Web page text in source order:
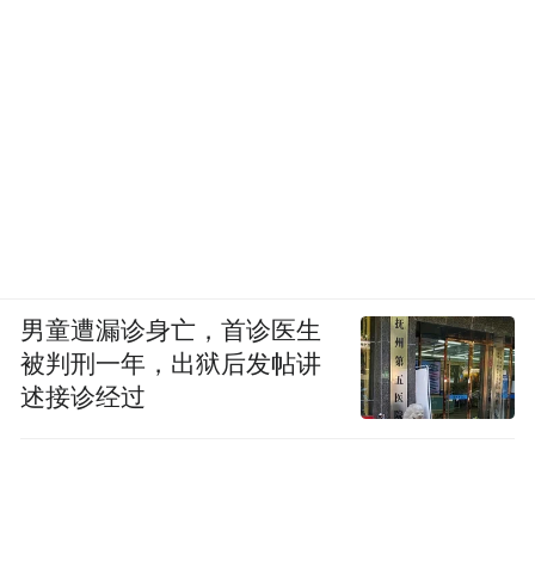
男童遭漏诊身亡，首诊医生
被判刑一年，出狱后发帖讲
述接诊经过